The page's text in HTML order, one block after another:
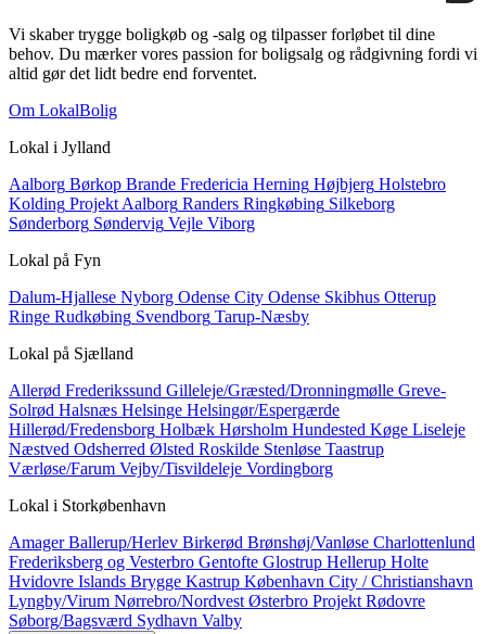
Vi skaber trygge boligkøb og -salg og tilpasser forløbet til dine
behov. Du mærker vores passion for boligsalg og rådgivning fordi vi
altid gør det lidt bedre end forventet.
Om LokalBolig
Lokal i Jylland
Aalborg Børkop Brande Fredericia Herning Højbjerg Holstebro
Kolding Projekt Aalborg Randers Ringkøbing Silkeborg
Sønderborg Søndervig Vejle Viborg
Lokal på Fyn
Dalum-Hjallese Nyborg Odense City Odense Skibhus Otterup
Ringe Rudkøbing Svendborg Tarup-Næsby
Lokal på Sjælland
Allerød Frederikssund Gilleleje/Græsted/Dronningmølle Greve-
Solrød Halsnæs Helsinge Helsingør/Espergærde
Hillerød/Fredensborg Holbæk Hørsholm Hundested Køge Liseleje
Næstved Odsherred Ølsted Roskilde Stenløse Taastrup
Værløse/Farum Vejby/Tisvildeleje Vordingborg
Lokal i Storkøbenhavn
AmagerBallerup/Herlev Birkerød Brønshøj/Vanløse Charlottenlund
Frederiksberg og Vesterbro Gentofte Glostrup Hellerup Holte
Hvidovre Islands Brygge Kastrup København City / Christianshavn
Lyngby/Virum Nørrebro/Nordvest Østerbro Projekt Rødovre
Søborg/Bagsværd Sydhavn Valby